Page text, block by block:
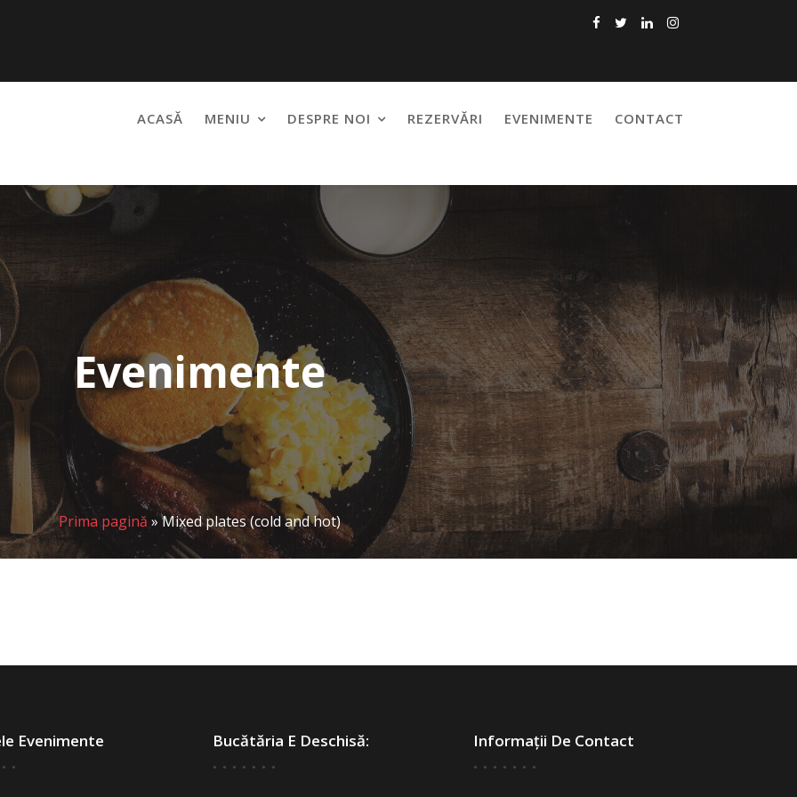
ACASĂ MENIU DESPRE NOI REZERVĂRI EVENIMENTE CONTACT
Evenimente
Prima pagină »Mixed plates (cold and hot)
Evenimente Bucătăria E Deschisă: Informații De Contact